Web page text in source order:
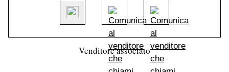
Venditore associato